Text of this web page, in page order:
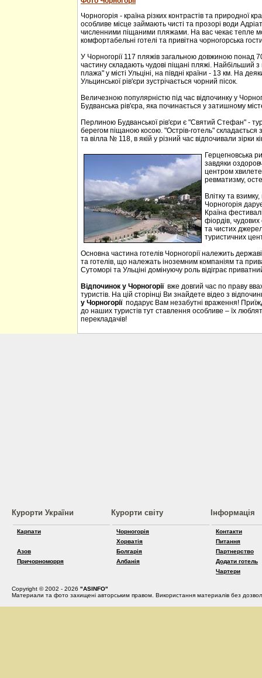
Чорногорія - країна різких контрастів та природної
особливе місце займають чисті та прозорі води
численними піщаними пляжами. На вас чекає тепле
комфортабельні готелі та привітна чорногорська
У Чорногорії 117 пляжів загальною довжиною понад
частину складають чудові піщані пляжі. Найбільший
плажа" у місті Ульціні, на півдні країни - 13 км. На
Ульцинської рів'єри зустрічається чорний пісок.
Величезною популярністю під час відпочинку у
Будванська рів'єра, яка починається у затишному
Перлиною Будванської рів'єри є "Святий Стефан" -
берегом піщаною косою. "Острів-готель"
та вілла № 118, в якій у різний час відпочивали зірки
Герцегновська
завдяки
центром
ревматизму,
Влітку та
Чорногорія
Країна
фіордів, чудових
та чистих
туристичних
Основна частина готелів Чорногорії належить
та готелів, що належать іноземним компаніям та
Сутоморі та Ульціні домінуючу роль відіграє
Відпочинок у Чорногорії вже довгий час по праву
туристів. На цій сторінці Ви знайдете відео з
у Чорногоріїподарує Вам незабутні враження!
до наших туристів тут ставлення особливе – їх
перекладачів!
Курорти України
Карпати
Азов
Причорноморря
Курорти світу
Чорногорія
Хорватія
Болгарія
Албанія
Інформація
Контакти
Питання
Партнерство
Додати готель
Чартери
Copyright © 2002 - 2026 "ASINFO"
Материали та фото захищені авторським правом. Використання материалів без